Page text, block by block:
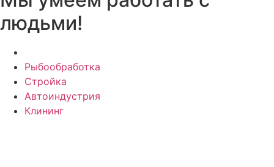
людьми!
Рыбообработка
Стройка
Автоиндустрия
Клининг